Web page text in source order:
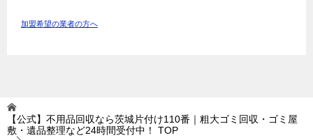
加盟希望の業者の方へ
【公式】不用品回収なら茨城片付け110番｜粗大ゴミ回収・ゴミ屋
敷・遺品整理など24時間受付中！
TOP